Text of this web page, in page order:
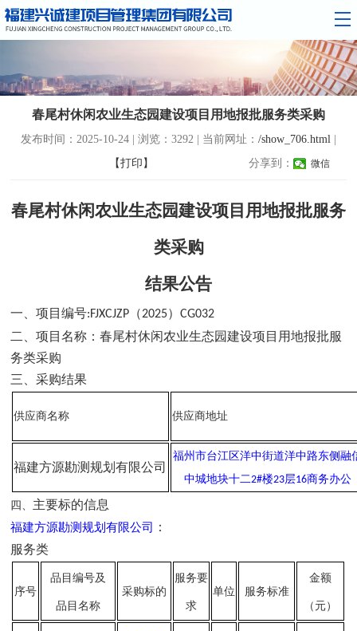
春尾村休闲农业生态园建设项目用地报批服务类采购
发布时间：2025-10-24 | 浏览：3292 | 当前网址： /show_706.html
【打印】
分享到： 微信
春尾村休闲农业生态园建设项目用地报批服务
类采购
结果公告
一、项目编号:FJXCJZP （2025）CG032
二、项目名称：春尾村休闲农业生态园建设项目用地报批服
务类采购
三、采购结果
供应商名称 供应商地址
福建方源勘测规划有限公司
福州市台江区洋中街道洋中路东侧融
中城地块十二2#楼23层16商务办公
四、 主要标的信息
福建方源勘测规划有限公司
：
服务类
序号
品目编号及
品目名称
采购标的
服务要
求
单位 服务标准
金额
（元）